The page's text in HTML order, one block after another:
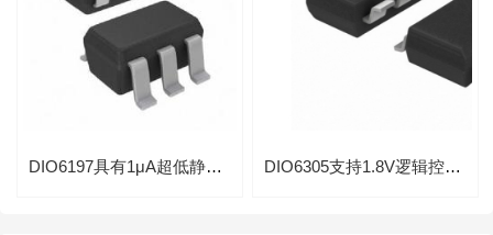
DIO6197具有1μA超低静态电流的同步3.3V升压转换IC DIO6305支持1.8V逻辑控制同步升压稳压IC